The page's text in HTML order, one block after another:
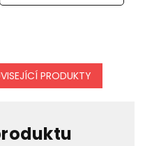
PRODUKTY